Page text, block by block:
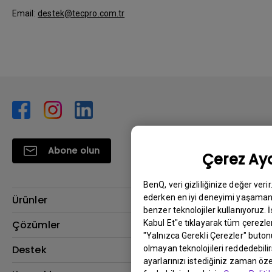
Çerez
BenQ, veri gizliliğinize değer
ederken en iyi deneyimi
benzer teknolojiler kullanıyoruz.
Kabul Et"e tıklayarak tüm
"Yalnızca Gerekli Çerezler"
olmayan teknolojileri
ayarlarınızı istediğiniz zaman
Email: destek@tecpro.com.tr
Abone olun
Ürünler
Projektör
Çözümler
BenQ AQCOLOR Elçisi
Destek